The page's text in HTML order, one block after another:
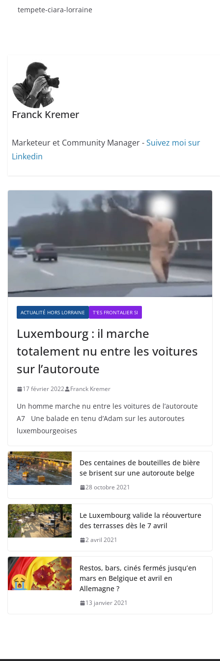
tempete-ciara-lorraine
Franck Kremer
Marketeur et Community Manager -Suivez moi sur
Linkedin
ACTUALITÉ HORS LORRAINE T'ES FRONTALIER SI
Luxembourg : il marche
totalement nu entre les voitures
sur l’autoroute
17 février 2022 Franck Kremer
Un homme marche nu entre les voitures de l’autoroute
A7 Une balade en tenu d’Adam sur les autoroutes
luxembourgeoises
Des centaines de bouteilles de bière
se brisent sur une autoroute belge
28 octobre 2021
Le Luxembourg valide la réouverture
des terrasses dès le 7 avril
2 avril 2021
Restos, bars, cinés fermés jusqu’en
mars en Belgique et avril en
Allemagne ?
13 janvier 2021